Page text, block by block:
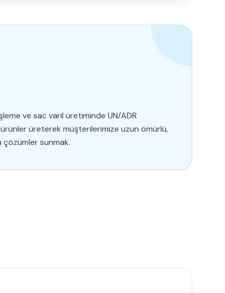
ve sac varil üretiminde UN/ADR
üreterek müşterilerimize uzun ömürlü,
sunmak.